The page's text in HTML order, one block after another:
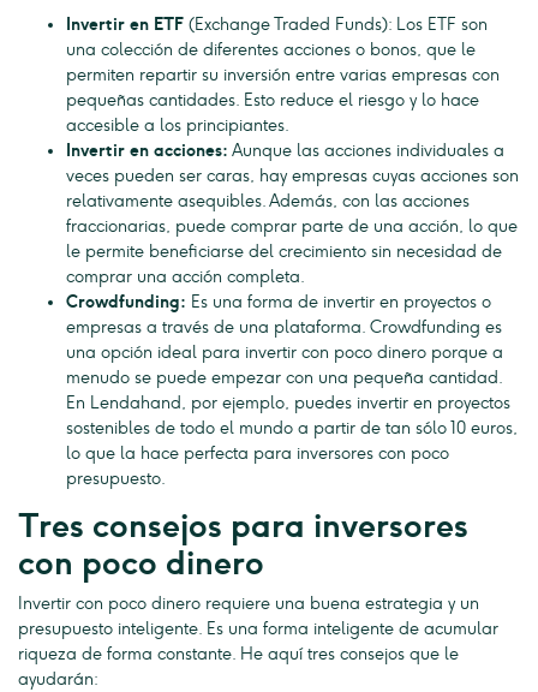
Invertir en ETF (Exchange Traded Funds): Los ETF son
una colección de diferentes acciones o bonos, que le
permiten repartir su inversión entre varias empresas con
pequeñas cantidades. Esto reduce el riesgo y lo hace
accesible a los principiantes.
Invertir en acciones: Aunque las acciones individuales a
veces pueden ser caras, hay empresas cuyas acciones son
relativamente asequibles. Además, con las acciones
fraccionarias, puede comprar parte de una acción, lo que
le permite beneficiarse del crecimiento sin necesidad de
comprar una acción completa.
Crowdfunding: Es una forma de invertir en proyectos o
empresas a través de una plataforma. Crowdfunding es
una opción ideal para invertir con poco dinero porque a
menudo se puede empezar con una pequeña cantidad.
En Lendahand, por ejemplo, puedes invertir en proyectos
sostenibles de todo el mundo a partir de tan sólo 10 euros,
lo que la hace perfecta para inversores con poco
presupuesto.
Tres consejos para inversores
con poco dinero
Invertir con poco dinero requiere una buena estrategia y un
presupuesto inteligente. Es una forma inteligente de acumular
riqueza de forma constante. He aquí tres consejos que le
ayudarán: